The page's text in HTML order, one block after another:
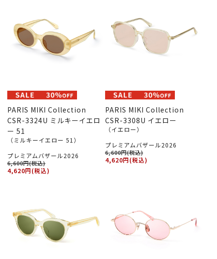
PARIS MIKI Collection
CSR-3324U ミルキーイエロ
ー 51
（ミルキーイエロー 51）
プレミアムバザール2026
6,600円(税込)
4,620円(税込)
PARIS MIKI Collection
CSR-3308U イエロー
（イエロー）
プレミアムバザール2026
6,600円(税込)
4,620円(税込)